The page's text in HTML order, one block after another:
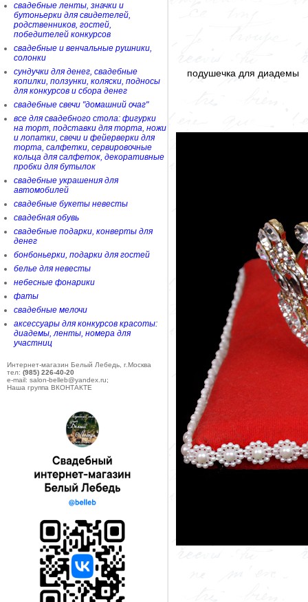
свадебные ленты, значки и
бутоньерки для свидетелей,
родственников, гостей,
победителей конкурсов
свадебные и венчальные рушники,
солонки
сундучки для денег, свадебные
копилки, ползунки, коляски, подносы
для конкурсов и сбора денег
свадебные свечи "домашний очаг"
все для свадебного стола: фигурки
на торт, подставки для торта, ножи
и лопатки, свечи и фейерверки для
торта, салфетки, сервировочные
кольца для салфеток, декоративные
пробки для бутылок
свадебные украшения для
автомобилей
свадебные букеты невесты
свадебная обувь
свадебные подарки, конверты для
денег
бонбоньерки, подарки для гостей
белье для невесты
небесные фонарики
фаты
свадебные мелочи
аксессуары для конкурсов красоты:
диадемы, ленты, номера для
участниц
Интернет-магазин Белый Лебедь, г.Москва
тел: (985) 226-40-20
e-mail: salon-belleb@yandex.ru;
Наша группа ВКОНТАКТЕ
подушечка для диадемы